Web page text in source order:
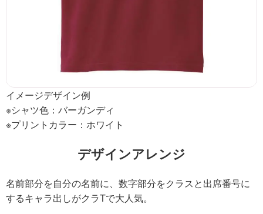
イメージデザイン例
※シャツ色：バーガンディ
※プリントカラー：ホワイト
デザインアレンジ
名前部分を自分の名前に、数字部分をクラスと出席番号に
するキャラ出しがクラTで大人気。